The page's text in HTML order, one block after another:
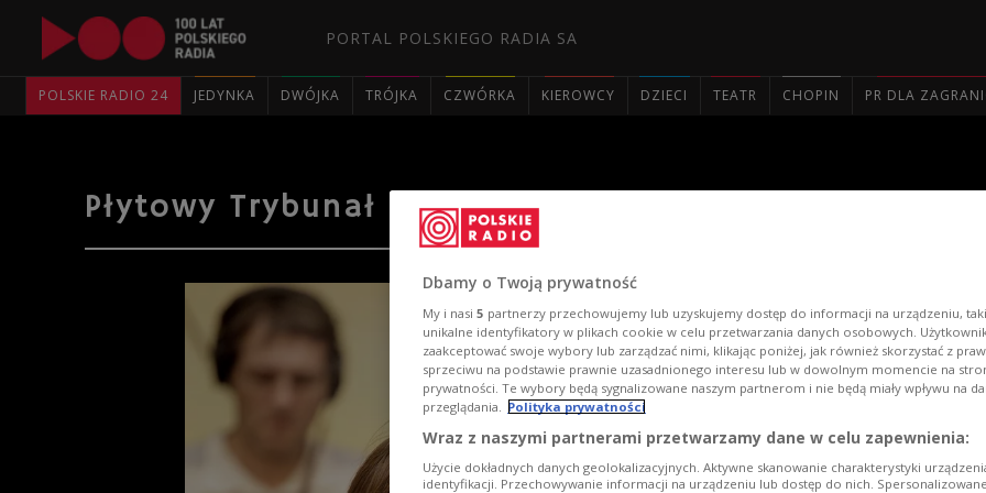
PORTAL POLSKIEGO RADIA SA
POLSKIE RADIO 24 JEDYNKA DWÓJKA TRÓJKA CZWÓRKA KIEROWCY DZIECI TEATR CHOPIN PR DLA
Płytowy Trybunał Dwójki: Bedřich Smetana
Dbamy o Twoją prywatność
My i nasi 5 partnerzy przechowujemy lub uzyskujemy dostęp do informacji na urządzeniu,
unikalne identyfikatory w plikach cookie w celu przetwarzania danych osobowych.
zaakceptować swoje wybory lub zarządzać nimi, klikając poniżej, jak również skorzystać z
sprzeciwu na podstawie prawnie uzasadnionego interesu lub w dowolnym momencie na
prywatności. Te wybory będą sygnalizowane naszym partnerom i nie będą miały wpływu na
przeglądania. Polityka prywatności
Wraz z naszymi partnerami przetwarzamy dane w celu zapewnienia:
Użycie dokładnych danych geolokalizacyjnych. Aktywne skanowanie charakterystyki
identyfikacji. Przechowywanie informacji na urządzeniu lub dostęp do nich.